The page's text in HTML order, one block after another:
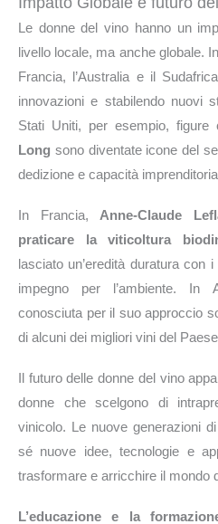
Le donne del vino hanno un
livello locale, ma anche globale.
Francia, l’Australia e il
innovazioni e stabilendo nuovi
Stati Uniti, per esempio, figure
Long sono diventate icone del
dedizione e capacità
In Francia, Anne-Claude
praticare la viticoltura
lasciato un’eredità duratura con
impegno per l’ambiente. In
conosciuta per il suo approccio
di alcuni dei migliori vini del
Il futuro delle donne del vino
donne che scelgono di
vinicolo. Le nuove generazioni
sé nuove idee, tecnologie e
trasformare e arricchire il mondo
L’educazione e la